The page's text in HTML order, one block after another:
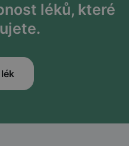
léků, které